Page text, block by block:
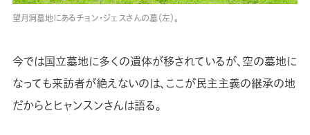
望月洞墓地にあるチョン・ジェスさんの墓（左）。
今では国立墓地に多くの遺体が移されているが、空の墓地に
なっても来訪者が絶えないのは、ここが民主主義の継承の地
だからとヒャンスンさんは語る。